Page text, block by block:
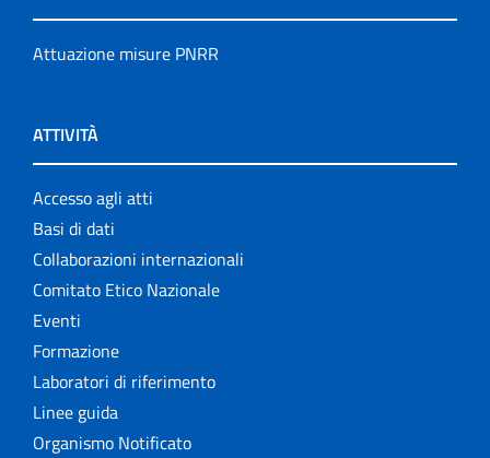
Attuazione misure PNRR
ATTIVITÀ
Accesso agli atti
Basi di dati
Collaborazioni internazionali
Comitato Etico Nazionale
Eventi
Formazione
Laboratori di riferimento
Linee guida
Organismo Notificato